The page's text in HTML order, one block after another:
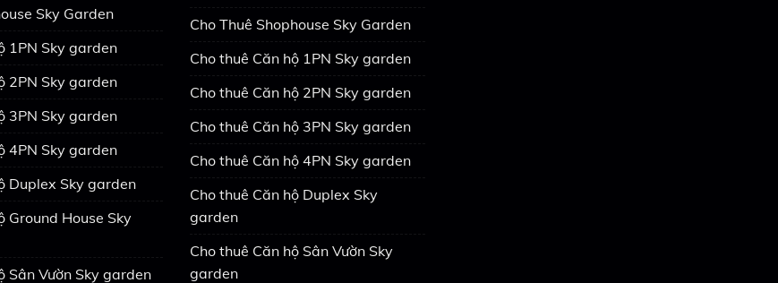
Sky Garden
1PN Sky garden
2PN Sky garden
3PN Sky garden
4PN Sky garden
Duplex Sky garden
Ground House Sky
Sân Vườn Sky garden
Cho Thuê Shophouse Sky Garden
Cho thuê Căn hộ 1PN Sky garden
Cho thuê Căn hộ 2PN Sky garden
Cho thuê Căn hộ 3PN Sky garden
Cho thuê Căn hộ 4PN Sky garden
Cho thuê Căn hộ Duplex Sky
garden
Cho thuê Căn hộ Sân Vườn Sky
garden